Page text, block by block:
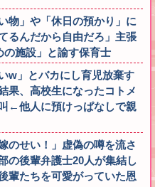
物」や「休日の預かり」に
るんだから自由だろ」主張
施設」と諭す保育士
w」とバカにし育児放棄す
果、高校生になったコトメ
←他人に預けっぱなしで親
のせい！」虚偽の噂を流さ
の後輩弁護士20人が集結し
輩たちを可愛がっていた恩